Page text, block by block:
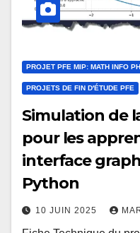
PROJET PFE MIP: MATH INFO
PROJETS DE FIN D'ÉTUDE PFE
Simulation de
pour les
interface
Python
10 JUIN 2025